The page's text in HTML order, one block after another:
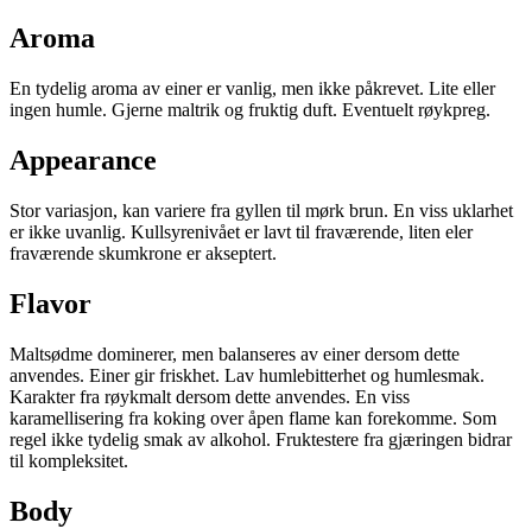
Aroma
En tydelig aroma av einer er vanlig, men ikke påkrevet. Lite eller
ingen humle. Gjerne maltrik og fruktig duft. Eventuelt røykpreg.
Appearance
Stor variasjon, kan variere fra gyllen til mørk brun. En viss uklarhet
er ikke uvanlig. Kullsyrenivået er lavt til fraværende, liten eler
fraværende skumkrone er akseptert.
Flavor
Maltsødme dominerer, men balanseres av einer dersom dette
anvendes. Einer gir friskhet. Lav humlebitterhet og humlesmak.
Karakter fra røykmalt dersom dette anvendes. En viss
karamellisering fra koking over åpen flame kan forekomme. Som
regel ikke tydelig smak av alkohol. Fruktestere fra gjæringen bidrar
til kompleksitet.
Body